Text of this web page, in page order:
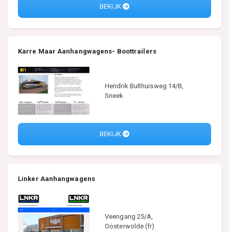
BEKIJK
Karre Maar Aanhangwagens- Boottrailers
Hendrik Bulthuisweg 14/B,
Sneek
BEKIJK
Linker Aanhangwagens
Veengang 25/A,
Oosterwolde (fr)